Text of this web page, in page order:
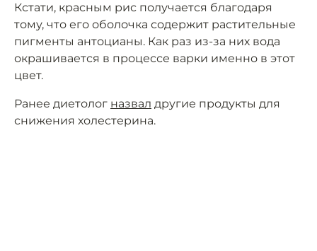
Кстати, красным рис получается благодаря
тому, что его оболочка содержит растительные
пигменты антоцианы. Как раз из-за них вода
окрашивается в процессе варки именно в этот
цвет.
Ранее диетолог назвал другие продукты для
снижения холестерина.